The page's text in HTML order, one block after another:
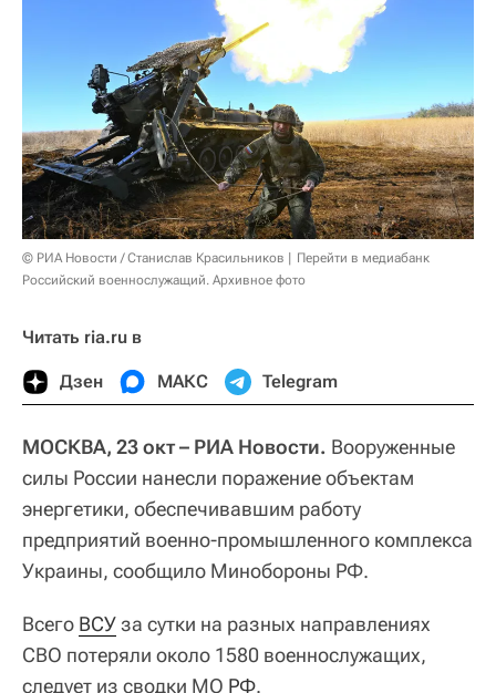
© РИА Новости / Станислав Красильников
Перейти в медиабанк
Российский военнослужащий. Архивное фото
Читать ria.ru в
Дзен МАКС Telegram
МОСКВА, 23 окт – РИА Новости. Вооруженные
силы России нанесли поражение объектам
энергетики, обеспечивавшим работу
предприятий военно-промышленного комплекса
Украины, сообщило Минобороны РФ.
Всего ВСУза сутки на разных направлениях
СВО потеряли около 1580 военнослужащих,
следует из сводки МО РФ.